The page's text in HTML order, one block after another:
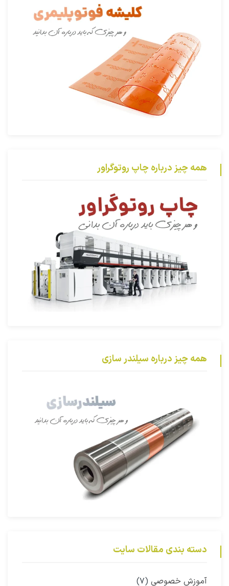
همه چیز درباره چاپ روتوگراور
همه چیز درباره سیلندر سازی
دسته بندی مقالات سایت
آموزش خصوصی (۷)